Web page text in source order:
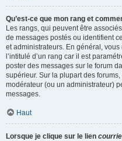
Qu’est-ce que mon rang et
Les rangs, qui peuvent être
de messages postés ou identifient
et administrateurs. En général,
l’intitulé d’un rang car il est
poster des messages sur le forum
supérieur. Sur la plupart des
modérateur (ou un administrateur)
messages.
Haut
Lorsque je clique sur le lien